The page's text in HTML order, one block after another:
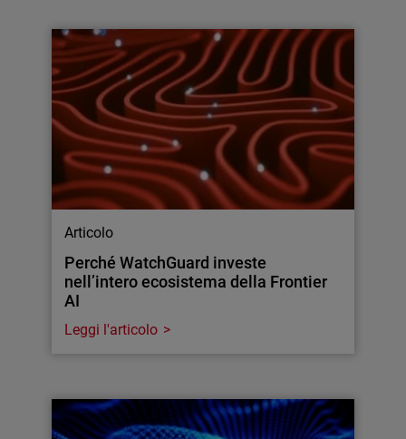
Articolo
Perché WatchGuard investe
nell’intero ecosistema della Frontier
AI
Leggi l'articolo